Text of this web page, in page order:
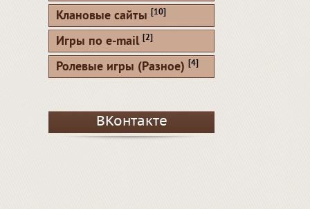
Клановые сайты [10]
Игры по e-mail [2]
Ролевые игры (Разное) [4]
ВКонтакте